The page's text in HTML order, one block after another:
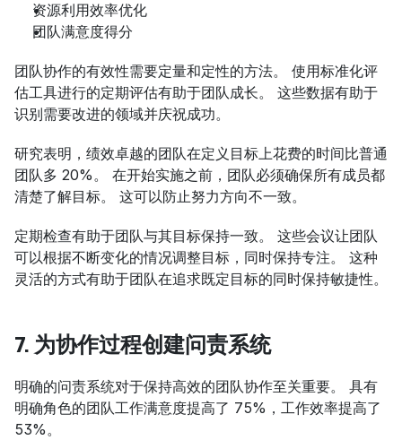
资源利用效率优化
团队满意度得分
团队协作的有效性需要定量和定性的方法。 使用标准化评
估工具进行的定期评估有助于团队成长。 这些数据有助于
识别需要改进的领域并庆祝成功。
研究表明，绩效卓越的团队在定义目标上花费的时间比普通
团队多 20%。 在开始实施之前，团队必须确保所有成员都
清楚了解目标。 这可以防止努力方向不一致。
定期检查有助于团队与其目标保持一致。 这些会议让团队
可以根据不断变化的情况调整目标，同时保持专注。 这种
灵活的方式有助于团队在追求既定目标的同时保持敏捷性。
7. 为协作过程创建问责系统
明确的问责系统对于保持高效的团队协作至关重要。 具有
明确角色的团队工作满意度提高了 75%，工作效率提高了
53%。